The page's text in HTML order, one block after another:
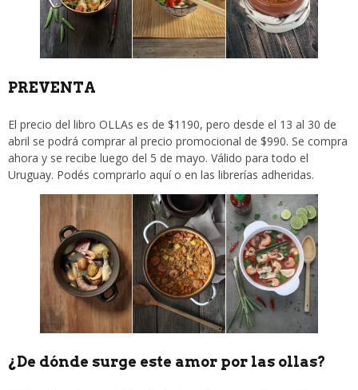
PREVENTA
El precio del libro OLLAs es de $1190, pero desde el 13 al 30 de
abril se podrá comprar al precio promocional de $990. Se compra
ahora y se recibe luego del 5 de mayo. Válido para todo el
Uruguay. Podés comprarlo aquí o en las librerías adheridas.
¿De dónde surge este amor por las ollas?